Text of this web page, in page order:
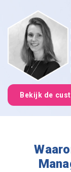
Bekijk de